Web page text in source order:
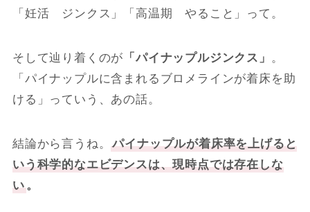
「妊活 ジンクス」「高温期 やること」って。
そして辿り着くのが 「パイナップルジンクス」
。
「パイナップルに含まれるブロメラインが着床を助
ける」っていう、あの話。
結論から言うね。パイナップルが着床率を上げると
いう科学的なエビデンスは、現時点では存在しな
い。